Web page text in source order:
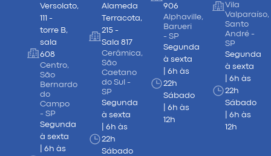
Versolato,
111 -
torre B,
sala
608
Centro,
São
Bernardo
do
Campo
- SP
Segunda
à sexta
| 6h às
Alameda
Terracota,
215 -
Sala 817
Cerâmica,
São
Caetano
do Sul -
SP
Segunda
à sexta
| 6h às
22h
Sábado
906
Alphaville,
Barueri
- SP
Segunda
à sexta
| 6h às
22h
Sábado
| 6h às
12h
Vila
Valparaíso,
Santo
André -
SP
Segunda
à sexta
| 6h às
22h
Sábado
| 6h às
12h